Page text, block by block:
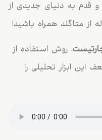
و قدم به دنیای جدیدی از
از متاگلد همراه باشید!
، روش استفاده از
ابزار تحلیلی را